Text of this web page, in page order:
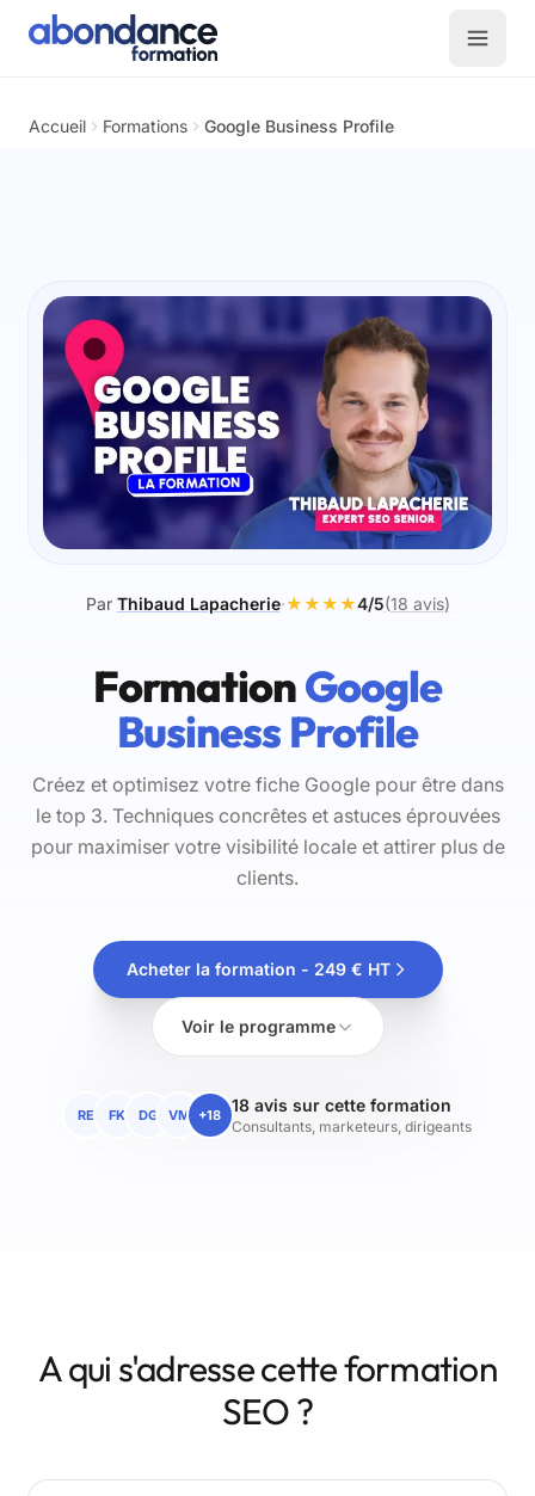
Accueil Formations Google Business Profile
Par Thibaud Lapacherie·★★★★4/5(18 avis)
FormationGoogle
Business Profile
Créez et optimisez votre fiche Google pour être dans
le top 3. Techniques concrêtes et astuces éprouvées
pour maximiser votre visibilité locale et attirer plus de
clients.
Acheter la formation - 249 € HT
Voir le programme
RE FK DG VM +18 18 avis sur cette formation
Consultants, marketeurs, dirigeants
A qui s'adresse cette formation
SEO ?